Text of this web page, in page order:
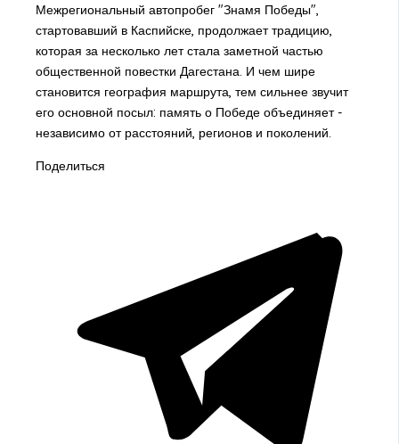
Межрегиональный автопробег "Знамя Победы",
стартовавший в Каспийске, продолжает традицию,
которая за несколько лет стала заметной частью
общественной повестки Дагестана. И чем шире
становится география маршрута, тем сильнее звучит
его основной посыл: память о Победе объединяет -
независимо от расстояний, регионов и поколений.
Поделиться